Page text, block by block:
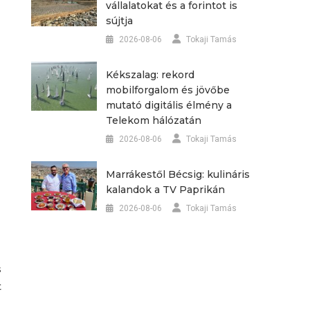
vállalatokat és a forintot is
sújtja
2026-08-06 Tokaji Tamás
Kékszalag: rekord
mobilforgalom és jövőbe
mutató digitális élmény a
Telekom hálózatán
2026-08-06 Tokaji Tamás
Marrákestől Bécsig: kulináris
kalandok a TV Paprikán
2026-08-06 Tokaji Tamás